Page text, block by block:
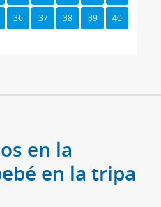
36 37 38 39 40
en la
en la tripa